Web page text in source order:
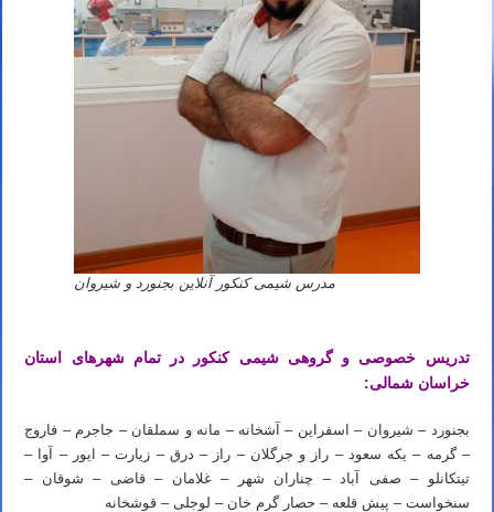
مدرس شیمی کنکور آنلاین بجنورد و شیروان
تدریس خصوصی و گروهی شیمی کنکور در تمام شهرهای استان
خراسان شمالی:
بجنورد – شیروان – اسفراین – آشخانه – مانه و سملقان – جاجرم – فاروج
– گرمه – یکه سعود – راز و جرگلان – راز – درق – زیارت – ایور – آوا –
تیتکانلو – صفی آباد – چناران شهر – غلامان – قاضی – شوقان –
سنخواست – پیش قلعه – حصار گرم خان – لوجلی – قوشخانه